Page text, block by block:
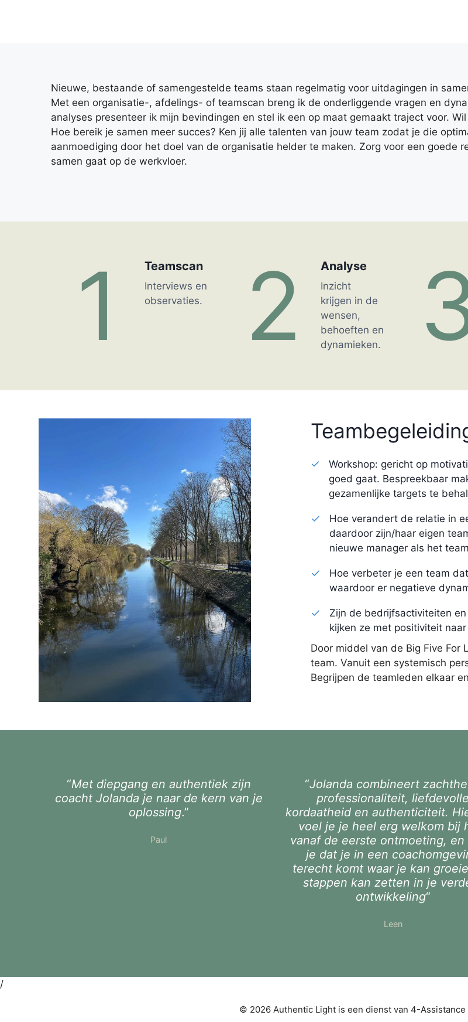
Nieuwe, bestaande of samengestelde teams staan regelmatig voor uitdagingen in
Met een organisatie-, afdelings- of teamscan breng ik de onderliggende vragen en
analyses presenteer ik mijn bevindingen en stel ik een op maat gemaakt traject voor.
Hoe bereik je samen meer succes? Ken jij alle talenten van jouw team zodat je die
aanmoediging door het doel van de organisatie helder te maken. Zorg voor een goede
samen gaat op de werkvloer.
1 Teamscan
Interviews en
observaties.
2 Analyse
Inzicht
krijgen in de
wensen,
behoeften en
dynamieken.
Workshop: gericht op
goed gaat. Bespreekbaar
gezamenlijke targets te
Hoe verandert de relatie in
daardoor zijn/haar eigen
nieuwe manager als het
Hoe verbeter je een team
waardoor er negatieve
Zijn de bedrijfsactiviteiten
kijken ze met positiviteit
Door middel van de Big Five
team. Vanuit een systemisch
Begrijpen de teamleden elkaar
“Met diepgang en authentiek zijn
coacht Jolanda je naar de kern van je
oplossing.”
Paul
“Jolanda combineert
professionaliteit, liefdevolle
kordaatheid en authenticiteit.
voel je je heel erg welkom bij
vanaf de eerste ontmoeting,
je dat je in een
terecht komt waar je kan
stappen kan zetten in je
ontwikkeling“
Leen
/
© 2026 Authentic Light is een dienst van 4-Assistance |